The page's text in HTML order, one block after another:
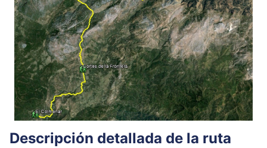
Descripción detallada de la ruta